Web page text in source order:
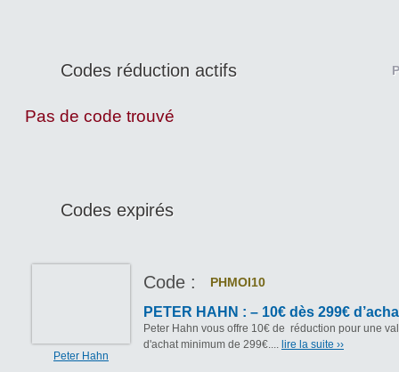
Codes réduction actifs
Pas de code trouvé
Codes expirés
Peter Hahn
Code : PHMOI10
PETER HAHN : – 10€ dès 299€
Peter Hahn vous offre 10€ de réduction pour une
d'achat minimum de 299€.... lire la suite ››